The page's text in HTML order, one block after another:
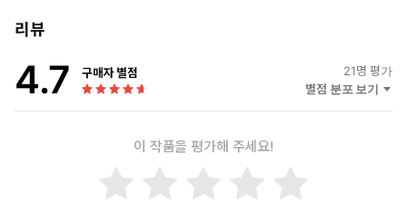
리뷰
4.7 구매자 별점 21명 평가
별점 분포 보기
이 작품을 평가해 주세요!